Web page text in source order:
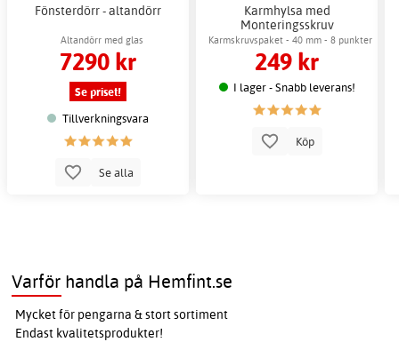
Fönsterdörr - altandörr
Altandörr med glas
7290 kr
Se priset!
Tillverkningsvara
Se alla
Karmhylsa med
Monteringsskruv
Karmskruvspaket - 40 mm - 8 punkter
249 kr
I lager - Snabb leverans!
Köp
Varför handla på Hemfint.se
Mycket för pengarna & stort sortiment
Endast kvalitetsprodukter!